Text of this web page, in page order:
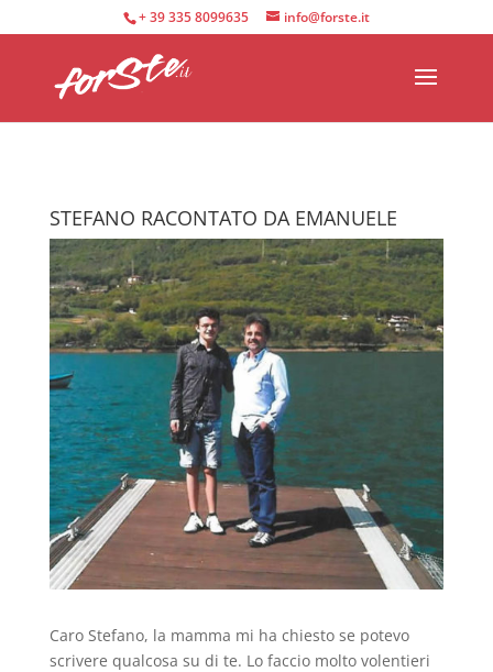
+ 39 335 8099635 info@forste.it
STEFANO RACONTATO DA EMANUELE
Caro Stefano, la mamma mi ha chiesto se potevo
scrivere qualcosa su di te. Lo faccio molto volentieri